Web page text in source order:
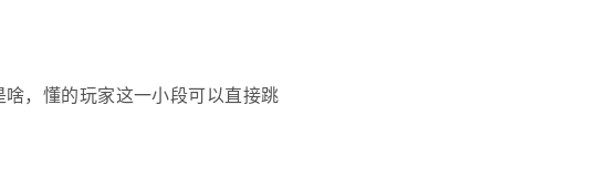
，懂的玩家这一小段可以直接跳